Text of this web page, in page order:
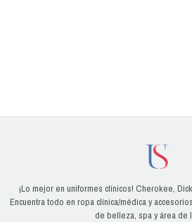
¡Lo mejor en uniformes clínicos! Cherokee,
Encuentra todo en ropa clínica/médica y
de belleza, spa y área de